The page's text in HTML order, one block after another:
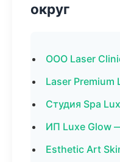
округ
ООО Laser
Laser Premium
Студия Spa
ИП Luxe Glow
Esthetic Art